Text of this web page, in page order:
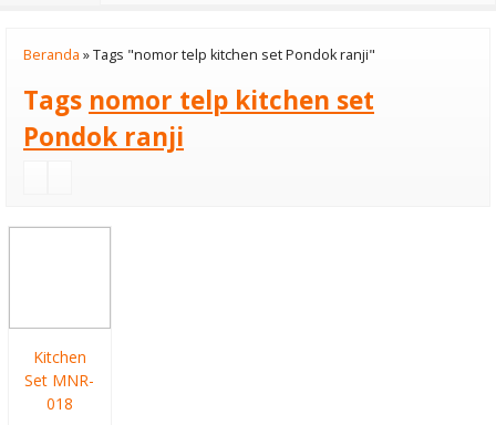
Subaru SB 205
U
Meja Cafe
Meja Kantor
Beranda »Tags "nomor telp kitchen set Pondok ranji"
Tags nomor telp kitchen set
Pondok ranji
Kitchen
Set MNR-
018